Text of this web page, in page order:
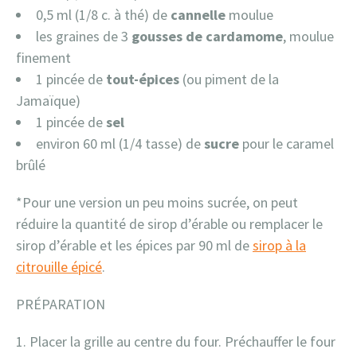
0,5 ml (1/8 c. à thé) de cannelle moulue
les graines de 3 gousses de cardamome, moulue
finement
1 pincée de tout-épices (ou piment de la
Jamaïque)
1 pincée desel
environ 60 ml (1/4 tasse) desucre pour le caramel
brûlé
*Pour une version un peu moins sucrée, on peut
réduire la quantité de sirop d’érable ou remplacer le
sirop d’érable et les épices par 90 ml desirop à la
citrouille épicé.
PRÉPARATION
Placer la grille au centre du four. Préchauffer le four